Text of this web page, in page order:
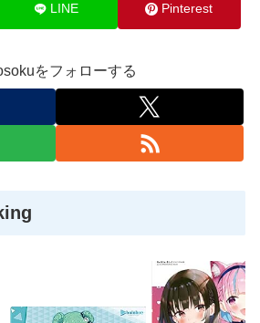
LINE Pinterest
をフォローする